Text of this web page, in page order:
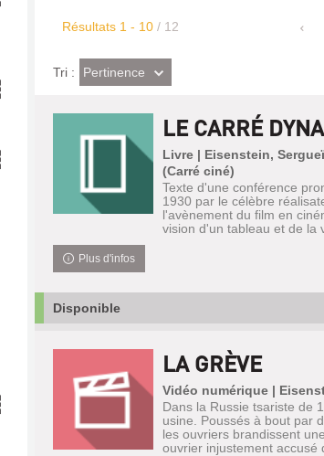
Résultats 1 - 10 / 12
Tri :(Effet
imédiat)
Pertinence
LE CARRÉ
Livre | Eisenstein,
(Carré ciné)
Texte d'une conférence
1930 par le célèbre
l'avènement du film en
vision d'un tableau et de la
Plus d'infos
Disponible
LA GRÈVE
Vidéo numérique |
Dans la Russie tsariste de
usine. Poussés à bout par
les ouvriers brandissent
ouvrier injustement accusé